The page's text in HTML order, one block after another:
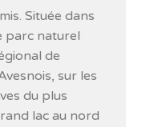
Située dans
parc naturel
de
sur les
du plus
lac au nord